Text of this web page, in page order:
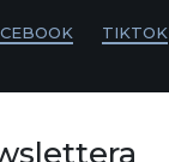
TIKTOK